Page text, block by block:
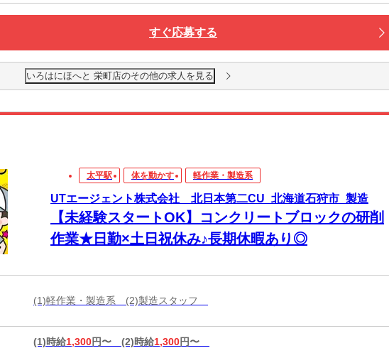
すぐ応募する
いろはにほへと 栄町店のその他の求人を見る
太平駅 体を動かす 軽作業・製造系
UTエージェント株式会社 北日本第二CU_北海道石狩市_製造
【未経験スタートOK】コンクリートブロックの研削
作業★日勤×土日祝休み♪長期休暇あり◎
(1)軽作業・製造系 (2)製造スタッフ
(1)時給1,300円〜 (2)時給1,300円〜